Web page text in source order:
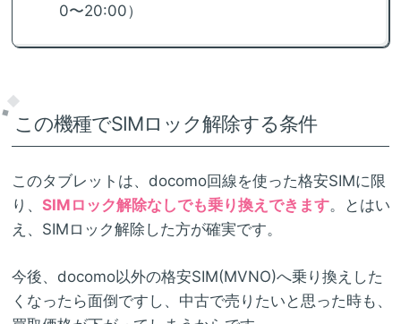
0〜20:00）
この機種でSIMロック解除する条件
このタブレットは、docomo回線を使った格安SIMに限
り、 SIMロック解除なしでも乗り換えできます。とはい
え、SIMロック解除した方が確実です。
今後、docomo以外の格安SIM(MVNO)へ乗り換えした
くなったら面倒ですし、中古で売りたいと思った時も、